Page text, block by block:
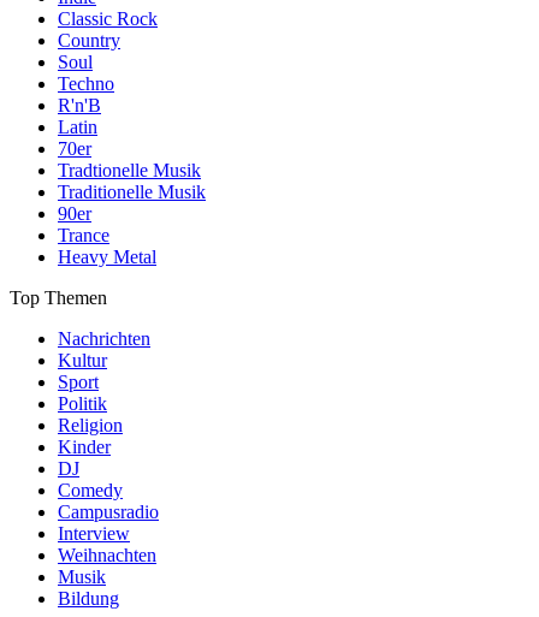
Classic Rock
Country
Soul
Techno
R'n'B
Latin
70er
Tradtionelle Musik
Traditionelle Musik
90er
Trance
Heavy Metal
Top Themen
Nachrichten
Kultur
Sport
Politik
Religion
Kinder
DJ
Comedy
Campusradio
Interview
Weihnachten
Musik
Bildung